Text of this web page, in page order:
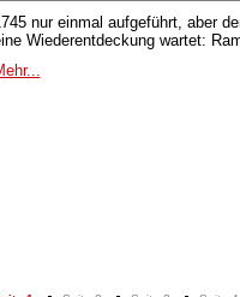
nur einmal aufgeführt, aber
Wiederentdeckung wartet: